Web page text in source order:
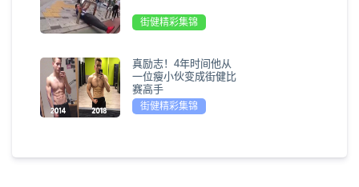
街健精彩集锦
真励志！4年时间他从
一位瘦小伙变成街健比
赛高手
街健精彩集锦